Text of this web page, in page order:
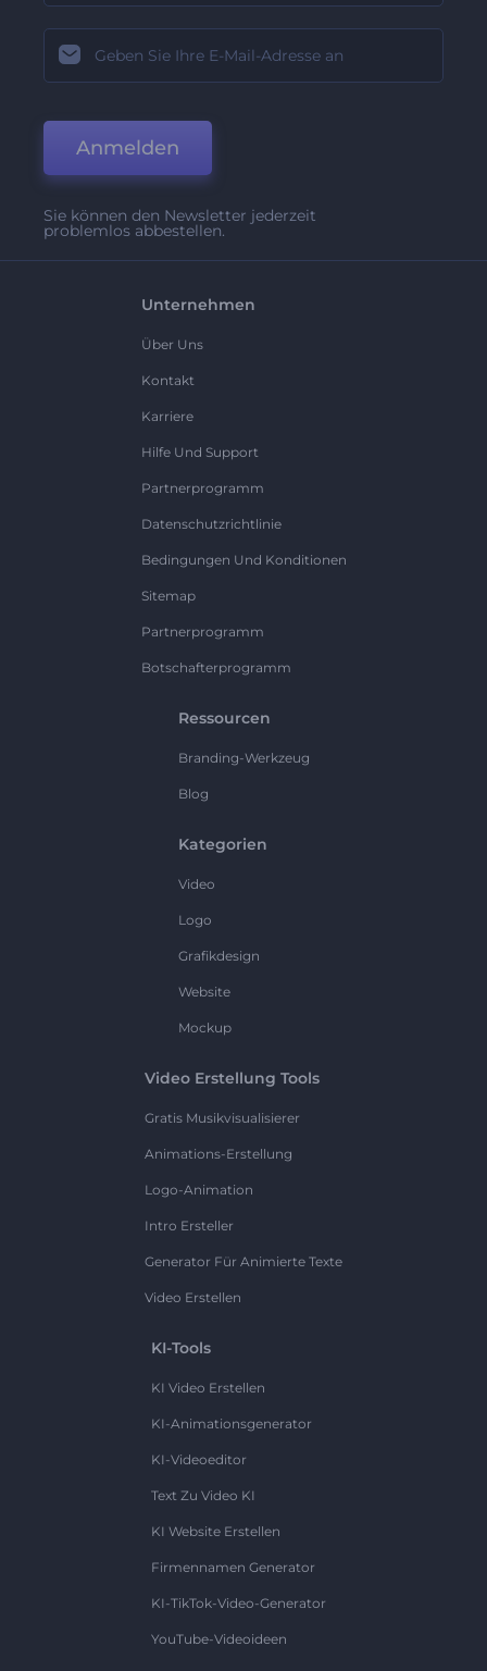
Anmelden
Sie können den Newsletter jederzeit
problemlos abbestellen.
Unternehmen
Über Uns
Kontakt
Karriere
Hilfe Und Support
Partnerprogramm
Datenschutzrichtlinie
Bedingungen Und Konditionen
Sitemap
Partnerprogramm
Botschafterprogramm
Ressourcen
Branding-Werkzeug
Blog
Kategorien
Video
Logo
Grafikdesign
Website
Mockup
Video Erstellung Tools
Gratis Musikvisualisierer
Animations-Erstellung
Logo-Animation
Intro Ersteller
Generator Für Animierte Texte
Video Erstellen
KI-Tools
KI Video Erstellen
KI-Animationsgenerator
KI-Videoeditor
Text Zu Video KI
KI Website Erstellen
Firmennamen Generator
KI-TikTok-Video-Generator
YouTube-Videoideen